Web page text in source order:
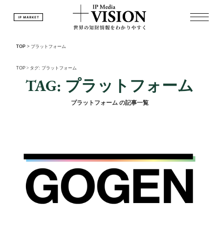
TOP > プラットフォーム
TOP > タグ: プラットフォーム
TAG: プラットフォーム
プラットフォーム の記事一覧